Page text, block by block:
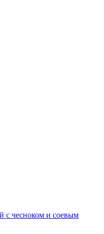
с чесноком и соевым